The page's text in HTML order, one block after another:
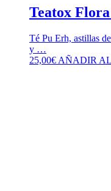
Teatox
Té Pu Erh, astillas
y …
25,00€ AÑADIR